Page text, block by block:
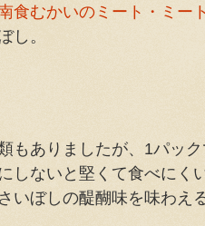
食むかいのミート・ミー
し。
もありましたが、1パッ
しないと堅くて食べにく
いぼしの醍醐味を味わえ